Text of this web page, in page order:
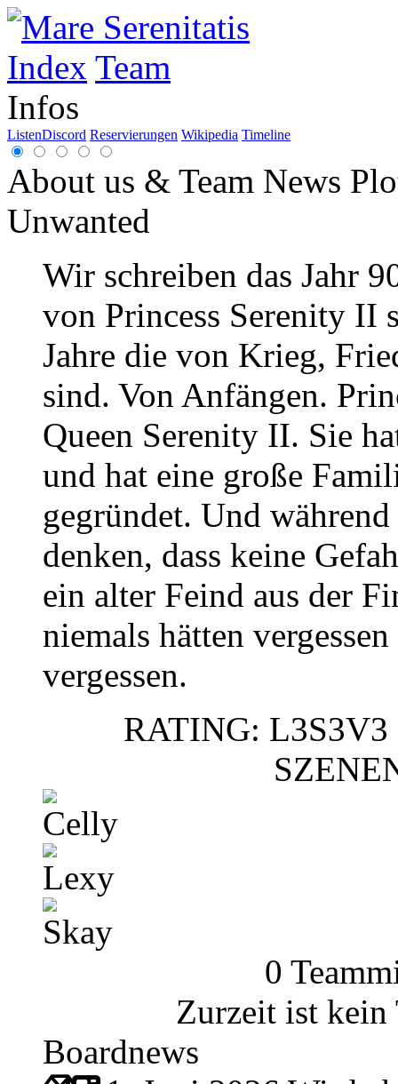
Index Team
Infos
ListenDiscord Reservierungen Wikipedia Timeline
About us & Team News
Unwanted
Wir schreiben das Jahr
von Princess Serenity II
Jahre die von Krieg,
sind. Von Anfängen.
Queen Serenity II. Sie
und hat eine große
gegründet. Und
denken, dass keine
ein alter Feind aus der
niemals hätten
vergessen.
RATING:
Celly
Lexy
Skay
0
Zurzeit ist
Boardnews